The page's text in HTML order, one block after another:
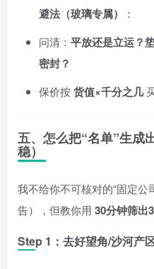
避法（玻璃专属）
：
问清： 平放还是立运？
密封？
保价按货值×千分之几
五、怎么把“名单”生成
稳）
我不给你不可核对的“固定公
告），但教你用 30分钟筛出
Step 1：去好望角/沙河产